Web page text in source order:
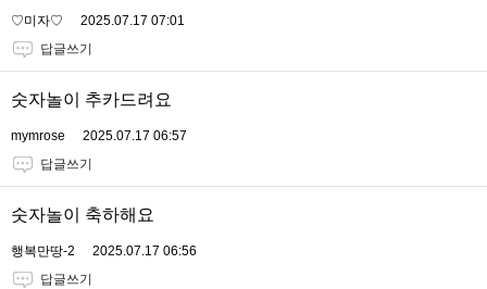
♡미자♡
2025.07.17 07:01
답글쓰기
숫자놀이 추카드려요
mymrose
2025.07.17 06:57
답글쓰기
숫자놀이 축하해요
행복만땅-2
2025.07.17 06:56
답글쓰기